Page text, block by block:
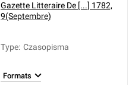
Gazette Litteraire De [...] 1782,
9(Septembre)
Type: Czasopisma
Formats